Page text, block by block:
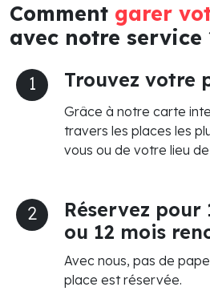
Comment garer
avec notre service
1 Trouvez votre
Grâce à notre carte
travers les places les
vous ou de votre lieu
2
Réservez pour
ou 12 mois
Avec nous, pas de
place est réservée.